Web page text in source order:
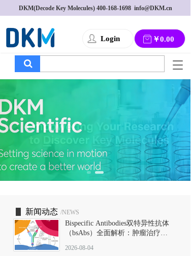
DKM(Decode Key Molecules) 400-168-1698
  info@DKM.cn
Login ￥0.00
T
g
g
l
a
v
i
g
a
新闻动态 /NEWS
Bispecific Antibodies双特异性抗体
（bsAbs）全面解析：肿瘤治疗的
2026-08-04